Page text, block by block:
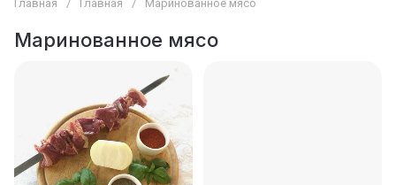
Главная / Главная / Маринованное мясо
Маринованное мясо